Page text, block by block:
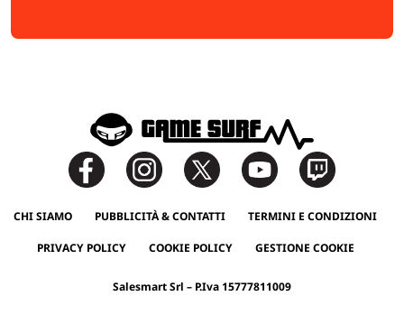
CHI SIAMO PUBBLICITÀ & CONTATTI TERMINI E CONDIZIONI
PRIVACY POLICY COOKIE POLICY GESTIONE COOKIE
Salesmart Srl – P.Iva 15777811009